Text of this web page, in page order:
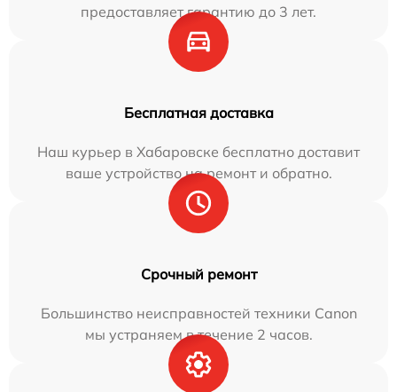
предоставляет гарантию до 3 лет.
Бесплатная доставка
Наш курьер в Хабаровске бесплатно доставит
ваше устройство на ремонт и обратно.
Срочный ремонт
Большинство неисправностей техники Canon
мы устраняем в течение 2 часов.